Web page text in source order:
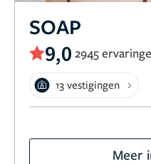
SOAP
9,0 2945
13 vestigingen
Meer